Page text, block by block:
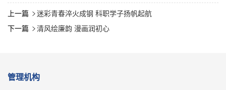
上一篇  迷彩青春淬火成钢 科职学子扬帆起航
下一篇  清风绘廉韵 漫画润初心
管理机构